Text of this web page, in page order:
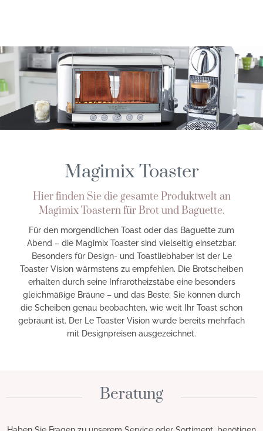
Magimix Toaster
Hier finden Sie die gesamte Produktwelt an
Magimix Toastern für Brot und Baguette.
Für den morgendlichen Toast oder das Baguette zum
Abend – die Magimix Toaster sind vielseitig einsetzbar.
Besonders für Design- und Toastliebhaber ist der Le
Toaster Vision wärmstens zu empfehlen. Die Brotscheiben
erhalten durch seine Infrarotheizstäbe eine besonders
gleichmäßige Bräune – und das Beste: Sie können durch
die Scheiben genau beobachten, wie weit Ihr Toast schon
gebräunt ist. Der Le Toaster Vision wurde bereits mehrfach
mit Designpreisen ausgezeichnet.
Beratung